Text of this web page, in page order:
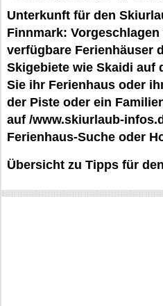
Unterkunft für den
Finnmark:
verfügbare Ferienhäuser
Skigebiete wie Skaidi auf
Sie ihr Ferienhaus oder
der Piste oder ein
auf /www.skiurlaub-
Ferienhaus-Suche oder
Übersicht zu Tipps für